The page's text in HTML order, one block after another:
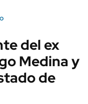
del ex
Medina y
de